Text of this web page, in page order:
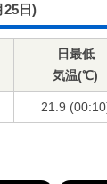
25日)
日最低
気温(℃)
21.9